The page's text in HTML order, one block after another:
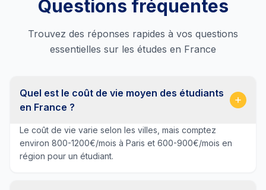
Questions fréquentes
Trouvez des réponses rapides à vos questions
essentielles sur les études en France
Quel est le coût de vie moyen des étudiants
en France ?
Le coût de vie varie selon les villes, mais comptez
environ 800-1200€/mois à Paris et 600-900€/mois en
région pour un étudiant.